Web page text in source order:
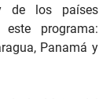
de los países
este programa:
Panamá y